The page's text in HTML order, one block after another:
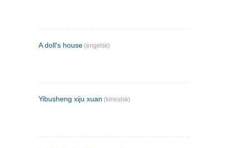
A doll's house (engelsk)
Yibusheng xiju xuan (kinesisk)